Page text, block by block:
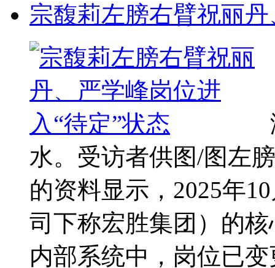
宗馥莉左膀右臂祝丽
水。受访者供图/图左
的资料显示，2025年
司下称宏胜集团）的
内部系统中，岗位已变